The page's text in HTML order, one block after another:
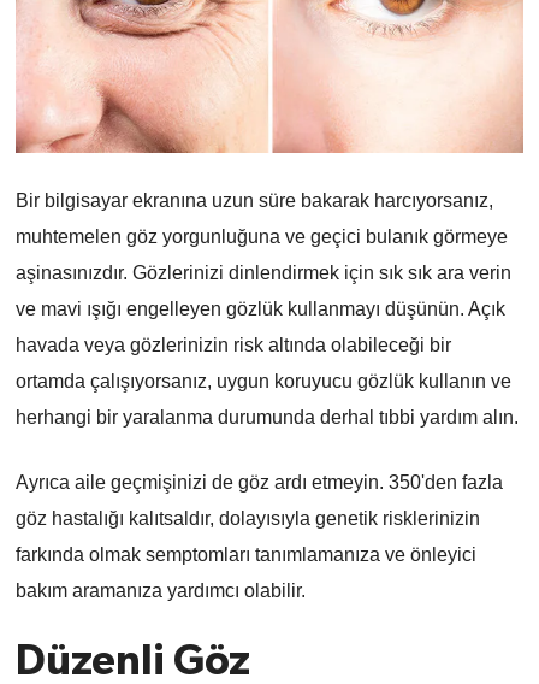
Bir bilgisayar ekranına uzun süre bakarak harcıyorsanız,
muhtemelen göz yorgunluğuna ve geçici bulanık görmeye
aşinasınızdır. Gözlerinizi dinlendirmek için sık sık ara verin
ve mavi ışığı engelleyen gözlük kullanmayı düşünün. Açık
havada veya gözlerinizin risk altında olabileceği bir
ortamda çalışıyorsanız, uygun koruyucu gözlük kullanın ve
herhangi bir yaralanma durumunda derhal tıbbi yardım alın.
Ayrıca aile geçmişinizi de göz ardı etmeyin. 350'den fazla
göz hastalığı kalıtsaldır, dolayısıyla genetik risklerinizin
farkında olmak semptomları tanımlamanıza ve önleyici
bakım aramanıza yardımcı olabilir.
Düzenli Göz